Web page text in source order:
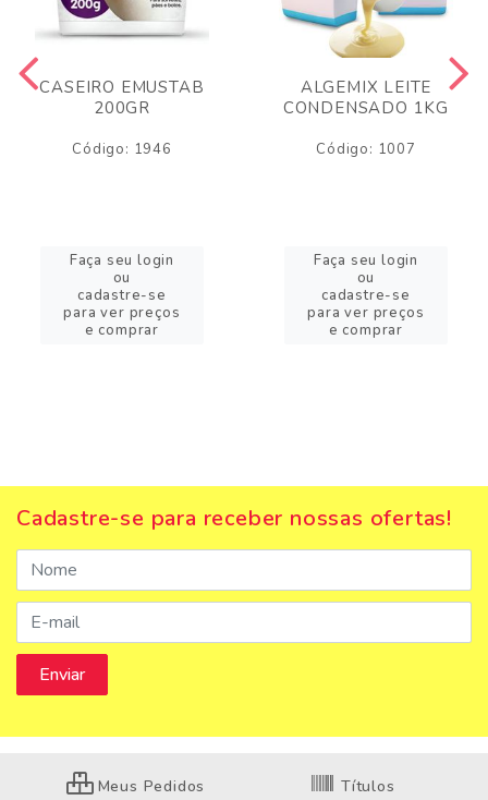
CASEIRO EMUSTAB
200GR
Código: 1946
Faça seu login
ou
cadastre-se
para ver preços
e comprar
ALGEMIX LEITE
CONDENSADO 1KG
Código: 1007
Faça seu login
ou
cadastre-se
para ver preços
e comprar
Cadastre-se para receber nossas ofertas!
Meus Pedidos Títulos